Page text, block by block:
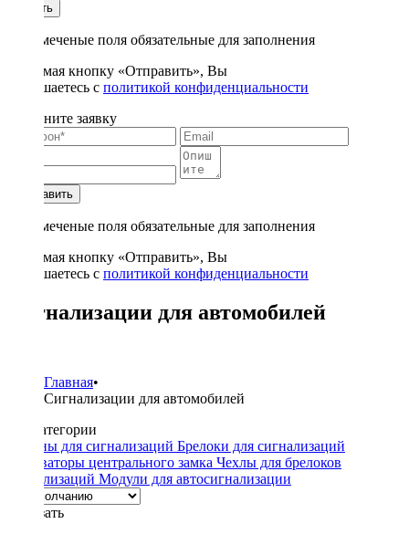
Купить
* - отмеченые поля обязательные для заполнения
Нажимая кнопку «Отправить», Вы
соглашаетесь с политикой конфиденциальности
Заполните заявку
Отправить
* - отмеченые поля обязательные для заполнения
Нажимая кнопку «Отправить», Вы
соглашаетесь с политикой конфиденциальности
Сигнализации для автомобилей
Главная•
Сигнализации для автомобилей
Подкатегории
Сирены для сигнализаций Брелоки для сигнализаций
Активаторы центрального замка Чехлы для брелоков
сигнализаций Модули для автосигнализации
Показать